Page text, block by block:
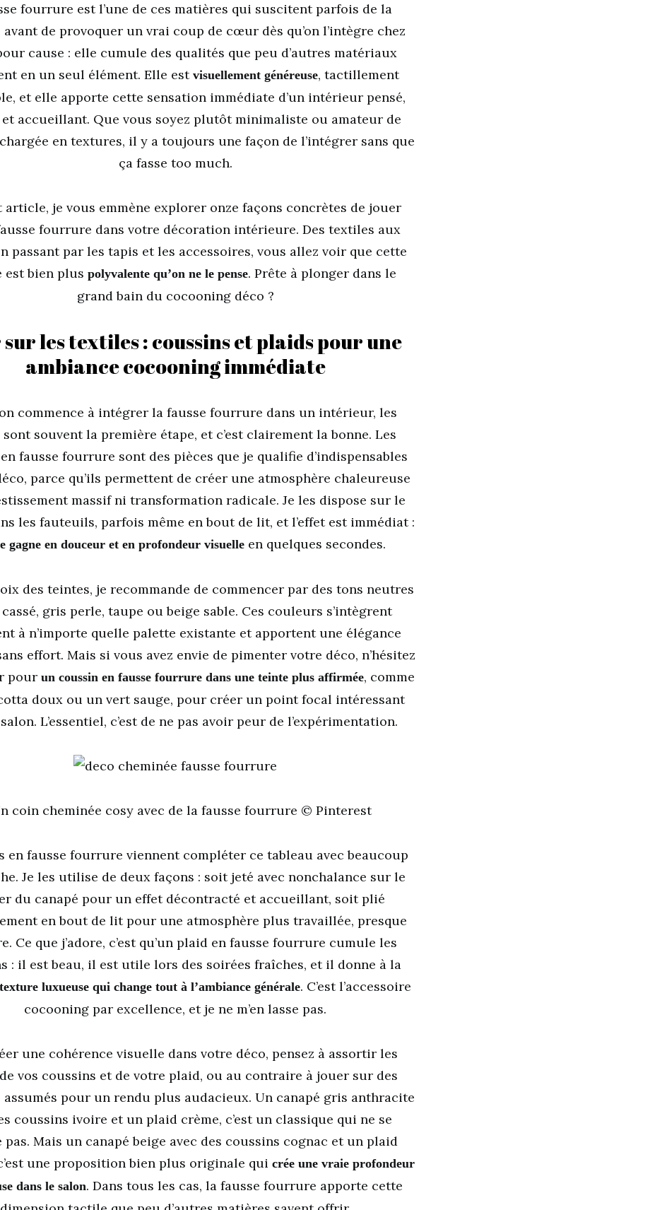
fourrure est l’une de ces matières qui suscitent parfois de la
avant de provoquer un vrai coup de cœur dès qu’on l’intègre chez
cause : elle cumule des qualités que peu d’autres matériaux
en un seul élément. Elle est visuellement généreuse, tactillement
et elle apporte cette sensation immédiate d’un intérieur pensé,
accueillant. Que vous soyez plutôt minimaliste ou amateur de
en textures, il y a toujours une façon de l’intégrer sans que
ça fasse too much.
article, je vous emmène explorer onze façons concrètes de jouer
fourrure dans votre décoration intérieure. Des textiles aux
passant par les tapis et les accessoires, vous allez voir que cette
est bien plus polyvalente qu’on ne le pense. Prête à plonger dans le
grand bain du cocooning déco ?
les textiles : coussins et plaids pour une
ambiance cocooning immédiate
commence à intégrer la fausse fourrure dans un intérieur, les
souvent la première étape, et c’est clairement la bonne. Les
fausse fourrure sont des pièces que je qualifie d’indispensables
parce qu’ils permettent de créer une atmosphère chaleureuse
massif ni transformation radicale. Je les dispose sur le
les fauteuils, parfois même en bout de lit, et l’effet est immédiat :
gagne en douceur et en profondeur visuelle en quelques secondes.
des teintes, je recommande de commencer par des tons neutres
gris perle, taupe ou beige sable. Ces couleurs s’intègrent
à n’importe quelle palette existante et apportent une élégance
effort. Mais si vous avez envie de pimenter votre déco, n’hésitez
pour un coussin en fausse fourrure dans une teinte plus affirmée, comme
doux ou un vert sauge, pour créer un point focal intéressant
L’essentiel, c’est de ne pas avoir peur de l’expérimentation.
coin cheminée cosy avec de la fausse fourrure © Pinterest
en fausse fourrure viennent compléter ce tableau avec beaucoup
Je les utilise de deux façons : soit jeté avec nonchalance sur le
du canapé pour un effet décontracté et accueillant, soit plié
en bout de lit pour une atmosphère plus travaillée, presque
Ce que j’adore, c’est qu’un plaid en fausse fourrure cumule les
: il est beau, il est utile lors des soirées fraîches, et il donne à la
luxueuse qui change tout à l’ambiance générale. C’est l’accessoire
cocooning par excellence, et je ne m’en lasse pas.
une cohérence visuelle dans votre déco, pensez à assortir les
vos coussins et de votre plaid, ou au contraire à jouer sur des
assumés pour un rendu plus audacieux. Un canapé gris anthracite
coussins ivoire et un plaid crème, c’est un classique qui ne se
pas. Mais un canapé beige avec des coussins cognac et un plaid
une proposition bien plus originale qui crée une vraie profondeur
dans le salon. Dans tous les cas, la fausse fourrure apporte cette